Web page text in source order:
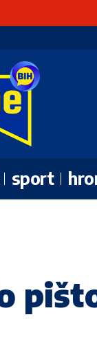
sport